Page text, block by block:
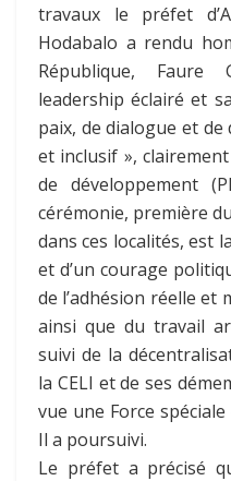
travaux le préfet
Hodabalo a rendu
République, Faure
leadership éclairé et
paix, de dialogue et
et inclusif »,
de développement
cérémonie, première
dans ces localités, est
et d’un courage
de l’adhésion réelle et
ainsi que du travail
suivi de la
la CELI et de ses
vue une Force spéciale
Il a poursuivi.
Le préfet a précisé